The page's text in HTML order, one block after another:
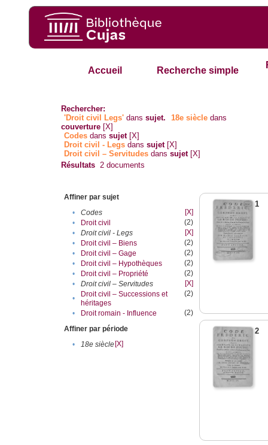
Accueil Recherche simple
Rechercher:
'Droit civil Legs' danssujet. 18e siècle dans
couverture [X]
Codes danssujet [X]
Droit civil - Legs danssujet [X]
Droit civil – Servitudes danssujet [X]
Résultats 2 documents
Affiner par sujet
•
Codes
[X]
•
Droit civil
(2)
•
Droit civil - Legs
[X]
•
Droit civil – Biens
(2)
•
Droit civil – Gage
(2)
•
Droit civil – Hypothèques
(2)
•
Droit civil – Propriété
(2)
•
Droit civil – Servitudes
[X]
•
Droit civil – Successions et
héritages
(2)
• Droit romain - Influence
(2)
Affiner par période
•
18e siècle[X]
1
2